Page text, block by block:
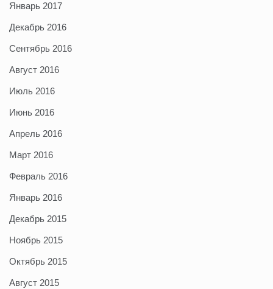
Январь 2017
Декабрь 2016
Сентябрь 2016
Август 2016
Июль 2016
Июнь 2016
Апрель 2016
Март 2016
Февраль 2016
Январь 2016
Декабрь 2015
Ноябрь 2015
Октябрь 2015
Август 2015